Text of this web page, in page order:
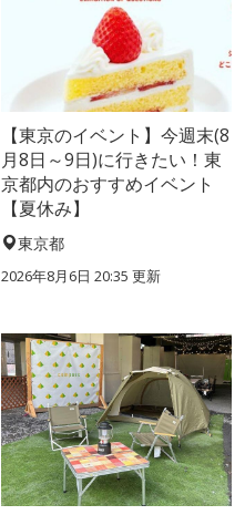
【東京のイベント】今週末(8
月8日～9日)に行きたい！東
京都内のおすすめイベント
【夏休み】
東京都
2026年8月6日 20:35 更新